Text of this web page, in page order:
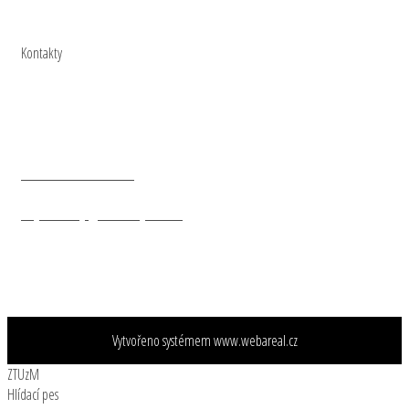
Kontakty
Vytvořeno systémemwww.webareal.cz
ZTUzM
Hlídací pes